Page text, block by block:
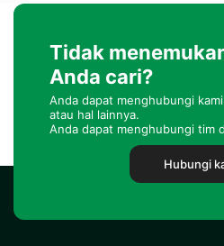
Tidak
Anda cari?
Anda dapat menghubungi
atau hal lainnya.
Anda dapat menghubungi tim
Hubungi